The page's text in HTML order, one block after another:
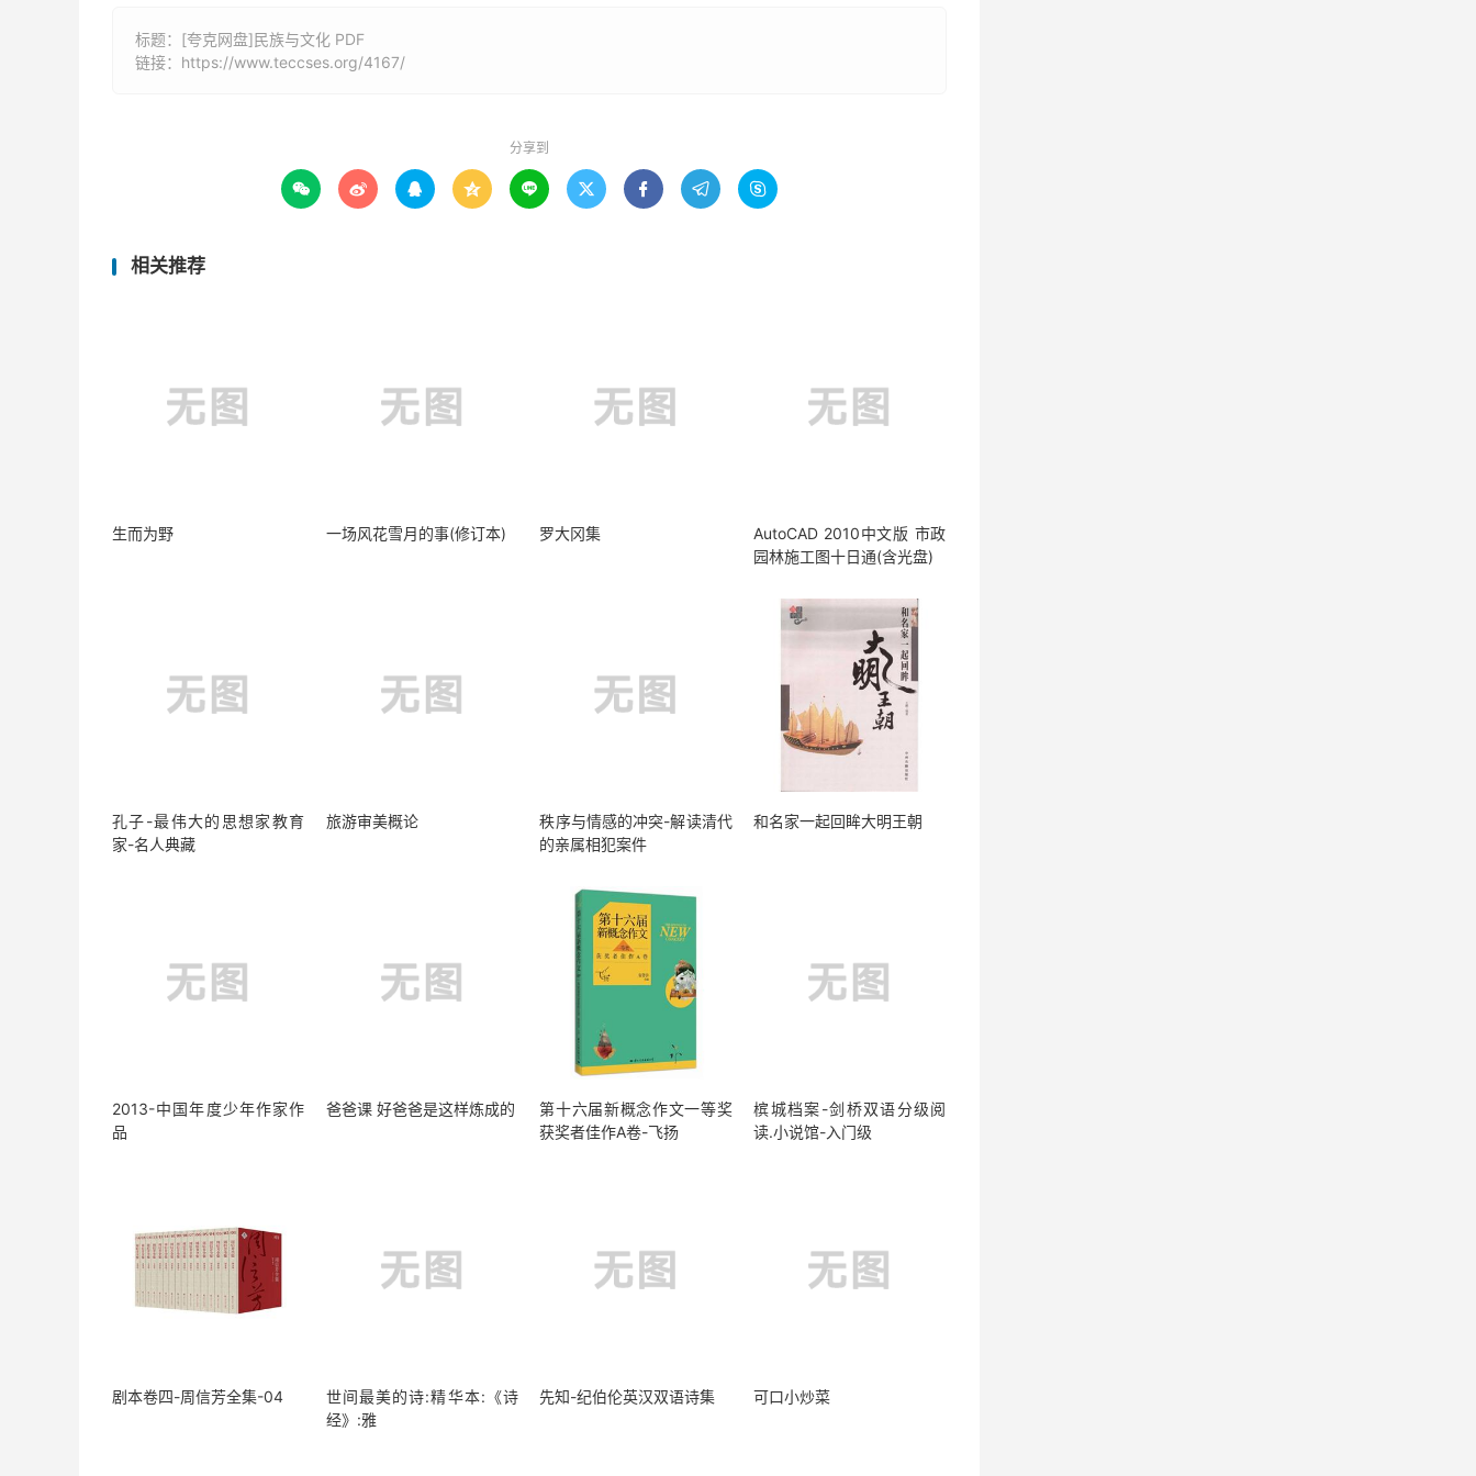
标题：[夸克网盘]民族与文化 PDF
链接： https://www.teccses.org/4167/
分享到
        
相关推荐
生而为野 一场风花雪月的事(修订本) 罗大冈集
AutoCAD 2010中文版 市政
园林施工图十日通(含光盘)
孔子-最伟大的思想家教育
家-名人典藏
旅游审美概论
秩序与情感的冲突-解读清代
的亲属相犯案件
和名家一起回眸大明王朝
2013-中国年度少年作家作
品
爸爸课 好爸爸是这样炼成的
第十六届新概念作文一等奖
获奖者佳作A卷-飞扬
槟城档案-剑桥双语分级阅
读.小说馆-入门级
剧本卷四-周信芳全集-04
世间最美的诗:精华本:《诗
经》:雅
先知-纪伯伦英汉双语诗集 可口小炒菜